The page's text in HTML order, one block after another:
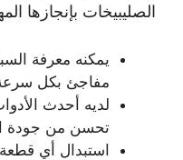
الصليبيخات بإنجازها
يمكنه معرفة
مفاجئ بكل سرعة
لديه أحدث
تحسن من جودة
استبدال أي